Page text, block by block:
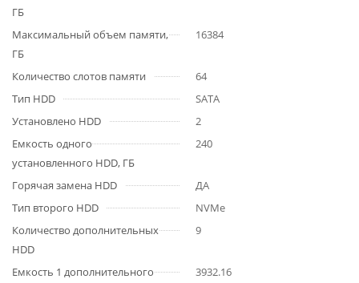
ГБ
Максимальный объем памяти,
ГБ
16384
Количество слотов памяти
64
Тип HDD
SATA
Установлено HDD
2
Емкость одного
установленного HDD, ГБ
240
Горячая замена HDD
ДА
Тип второго HDD
NVMe
Количество дополнительных
HDD
9
Емкость 1 дополнительного
3932.16